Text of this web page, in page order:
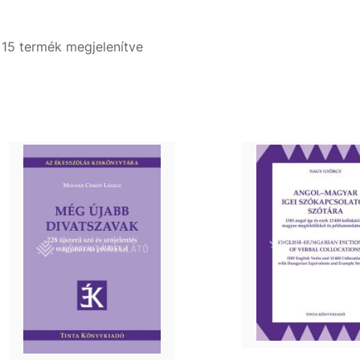
termék megjelenítve